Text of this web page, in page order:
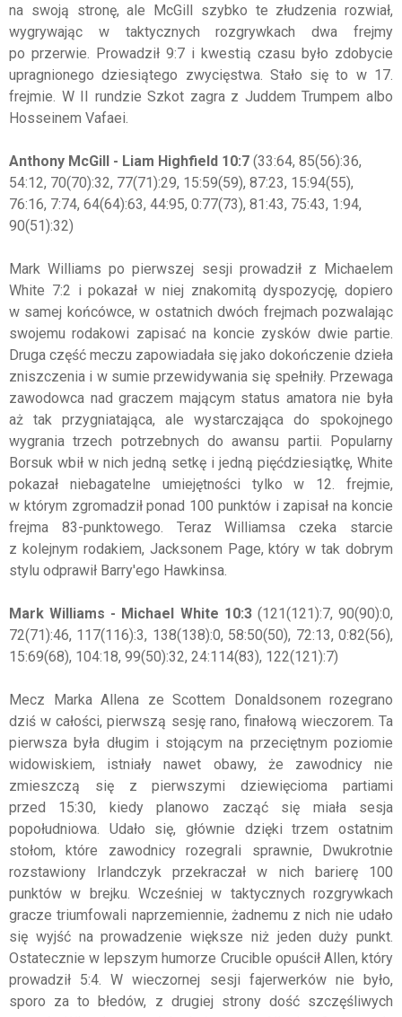
na swoją stronę, ale McGill szybko te złudzenia rozwiał,
wygrywając w taktycznych rozgrywkach dwa frejmy
po przerwie. Prowadził 9:7 i kwestią czasu było zdobycie
upragnionego dziesiątego zwycięstwa. Stało się to w 17.
frejmie. W II rundzie Szkot zagra z Juddem Trumpem albo
Hosseinem Vafaei.
Anthony McGill - Liam Highfield 10:7 (33:64, 85(56):36,
54:12, 70(70):32, 77(71):29, 15:59(59), 87:23, 15:94(55),
76:16, 7:74, 64(64):63, 44:95, 0:77(73), 81:43, 75:43, 1:94,
90(51):32)
Mark Williams po pierwszej sesji prowadził z Michaelem
White 7:2 i pokazał w niej znakomitą dyspozycję, dopiero
w samej końcówce, w ostatnich dwóch frejmach pozwalając
swojemu rodakowi zapisać na koncie zysków dwie partie.
Druga część meczu zapowiadała się jako dokończenie dzieła
zniszczenia i w sumie przewidywania się spełniły. Przewaga
zawodowca nad graczem mającym status amatora nie była
aż tak przygniatająca, ale wystarczająca do spokojnego
wygrania trzech potrzebnych do awansu partii. Popularny
Borsuk wbił w nich jedną setkę i jedną pięćdziesiątkę, White
pokazał niebagatelne umiejętności tylko w 12. frejmie,
w którym zgromadził ponad 100 punktów i zapisał na koncie
frejma 83-punktowego. Teraz Williamsa czeka starcie
z kolejnym rodakiem, Jacksonem Page, który w tak dobrym
stylu odprawił Barry'ego Hawkinsa.
Mark Williams - Michael White 10:3 (121(121):7, 90(90):0,
72(71):46, 117(116):3, 138(138):0, 58:50(50), 72:13, 0:82(56),
15:69(68), 104:18, 99(50):32, 24:114(83), 122(121):7)
Mecz Marka Allena ze Scottem Donaldsonem rozegrano
dziś w całości, pierwszą sesję rano, finałową wieczorem. Ta
pierwsza była długim i stojącym na przeciętnym poziomie
widowiskiem, istniały nawet obawy, że zawodnicy nie
zmieszczą się z pierwszymi dziewięcioma partiami
przed 15:30, kiedy planowo zacząć się miała sesja
popołudniowa. Udało się, głównie dzięki trzem ostatnim
stołom, które zawodnicy rozegrali sprawnie, Dwukrotnie
rozstawiony Irlandczyk przekraczał w nich barierę 100
punktów w brejku. Wcześniej w taktycznych rozgrywkach
gracze triumfowali naprzemiennie, żadnemu z nich nie udało
się wyjść na prowadzenie większe niż jeden duży punkt.
Ostatecznie w lepszym humorze Crucible opuścił Allen, który
prowadził 5:4. W wieczornej sesji fajerwerków nie było,
sporo za to błedów, z drugiej strony dość szczęśliwych